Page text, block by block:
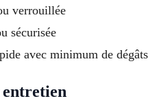
verrouillée
sécurisée
avec minimum de dégâts